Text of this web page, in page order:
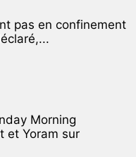
pas en confinement
Morning
et Yoram sur